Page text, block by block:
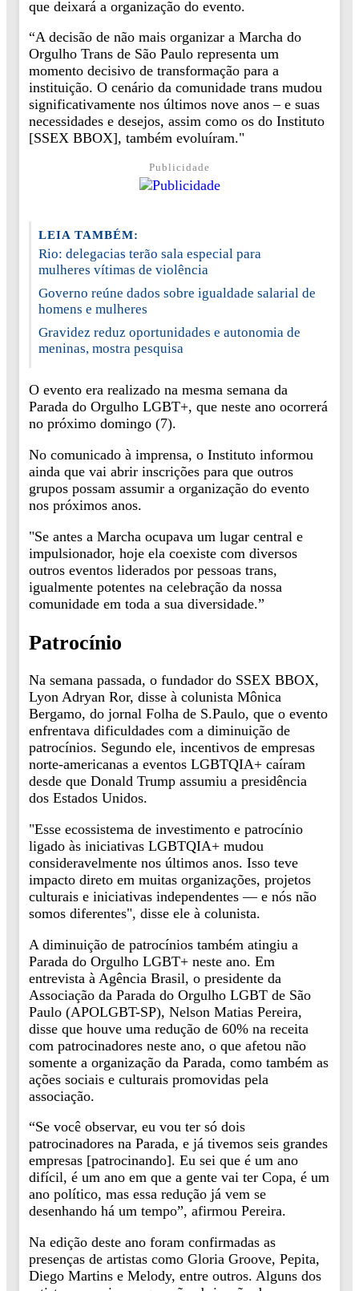
que deixará a organização do evento.
“A decisão de não mais organizar a Marcha do
Orgulho Trans de São Paulo representa um
momento decisivo de transformação para a
instituição. O cenário da comunidade trans mudou
significativamente nos últimos nove anos – e suas
necessidades e desejos, assim como os do Instituto
[SSEX BBOX], também evoluíram."
Publicidade
LEIA TAMBÉM:
Rio: delegacias terão sala especial para
mulheres vítimas de violência
Governo reúne dados sobre igualdade salarial de
homens e mulheres
Gravidez reduz oportunidades e autonomia de
meninas, mostra pesquisa
O evento era realizado na mesma semana da
Parada do Orgulho LGBT+, que neste ano ocorrerá
no próximo domingo (7).
No comunicado à imprensa, o Instituto informou
ainda que vai abrir inscrições para que outros
grupos possam assumir a organização do evento
nos próximos anos.
"Se antes a Marcha ocupava um lugar central e
impulsionador, hoje ela coexiste com diversos
outros eventos liderados por pessoas trans,
igualmente potentes na celebração da nossa
comunidade em toda a sua diversidade.”
Patrocínio
Na semana passada, o fundador do SSEX BBOX,
Lyon Adryan Ror, disse à colunista Mônica
Bergamo, do jornal Folha de S.Paulo, que o evento
enfrentava dificuldades com a diminuição de
patrocínios. Segundo ele, incentivos de empresas
norte-americanas a eventos LGBTQIA+ caíram
desde que Donald Trump assumiu a presidência
dos Estados Unidos.
"Esse ecossistema de investimento e patrocínio
ligado às iniciativas LGBTQIA+ mudou
consideravelmente nos últimos anos. Isso teve
impacto direto em muitas organizações, projetos
culturais e iniciativas independentes — e nós não
somos diferentes", disse ele à colunista.
A diminuição de patrocínios também atingiu a
Parada do Orgulho LGBT+ neste ano. Em
entrevista à Agência Brasil, o presidente da
Associação da Parada do Orgulho LGBT de São
Paulo (APOLGBT-SP), Nelson Matias Pereira,
disse que houve uma redução de 60% na receita
com patrocinadores neste ano, o que afetou não
somente a organização da Parada, como também as
ações sociais e culturais promovidas pela
associação.
“Se você observar, eu vou ter só dois
patrocinadores na Parada, e já tivemos seis grandes
empresas [patrocinando]. Eu sei que é um ano
difícil, é um ano em que a gente vai ter Copa, é um
ano político, mas essa redução já vem se
desenhando há um tempo”, afirmou Pereira.
Na edição deste ano foram confirmadas as
presenças de artistas como Gloria Groove, Pepita,
Diego Martins e Melody, entre outros. Alguns dos